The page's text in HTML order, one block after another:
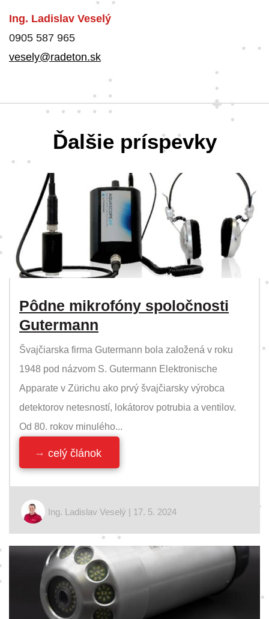
Ing. Ladislav Veselý
0905 587 965
vesely@radeton.sk
Ďalšie príspevky
Pôdne mikrofóny spoločnosti
Gutermann
Švajčiarska firma Gutermann bola založená v roku
1948 pod názvom S. Gutermann Elektronische
Apparate v Zürichu ako prvý švajčiarsky výrobca
detektorov netesností, lokátorov potrubia a ventilov.
Od 80. rokov minulého...
celý článok
Ing. Ladislav Veselý | 17. 5. 2024